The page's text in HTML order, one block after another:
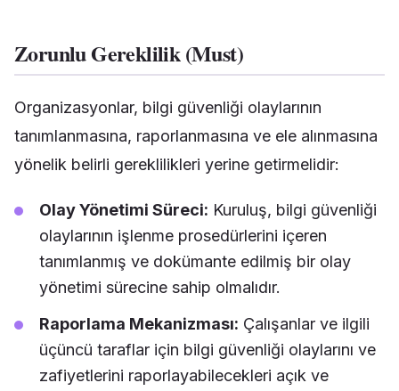
Zorunlu Gereklilik (Must)
Organizasyonlar, bilgi güvenliği olaylarının
tanımlanmasına, raporlanmasına ve ele alınmasına
yönelik belirli gereklilikleri yerine getirmelidir:
Olay Yönetimi Süreci: Kuruluş, bilgi güvenliği
olaylarının işlenme prosedürlerini içeren
tanımlanmış ve dokümante edilmiş bir olay
yönetimi sürecine sahip olmalıdır.
Raporlama Mekanizması: Çalışanlar ve ilgili
üçüncü taraflar için bilgi güvenliği olaylarını ve
zafiyetlerini raporlayabilecekleri açık ve